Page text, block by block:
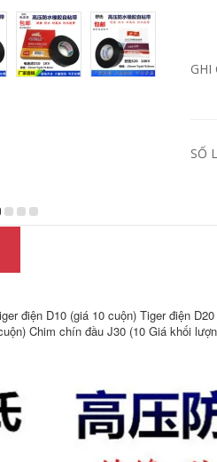
GHI
SỐ
điện D10 (giá 10 cuộn) Tiger điện
Chim chín đầu J30 (10 Giá khối